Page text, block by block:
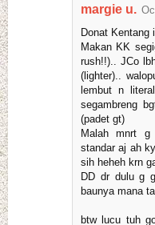
margie u.
Donat Kentang
Makan KK
rush!!).. JCo
(lighter)..
lembut n
segambreng
(padet gt)
Malah mnrt g
standar aj ah
sih heheh krn
DD dr dulu g
baunya mana
btw lucu tuh